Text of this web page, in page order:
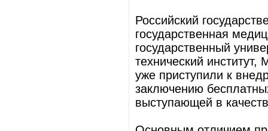
Российский
государственная
государственный
технический
уже приступили к
заключению
выступающей в